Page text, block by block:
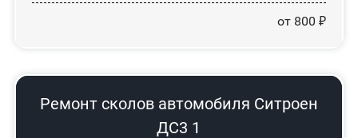
от 800 ₽
Ремонт сколов автомобиля Ситроен
ДС3 1